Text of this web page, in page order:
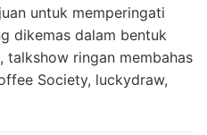
untuk memperingati
dikemas dalam bentuk
ringan membahas
Society, luckydraw,